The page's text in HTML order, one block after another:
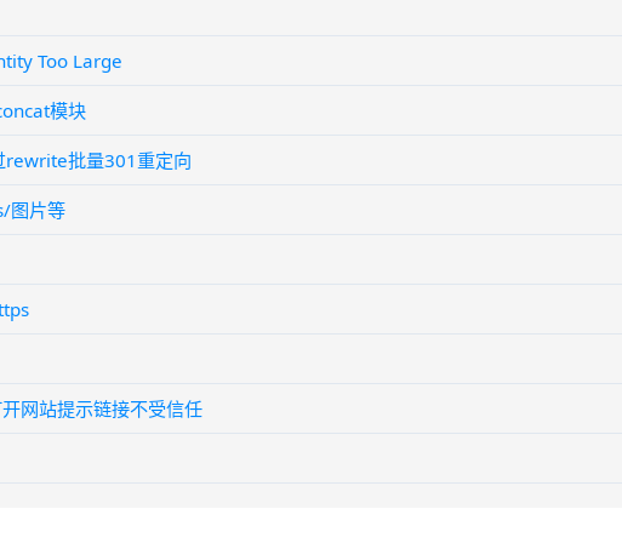
Too Large
模块
批量301重定向
图片等
网站提示链接不受信任